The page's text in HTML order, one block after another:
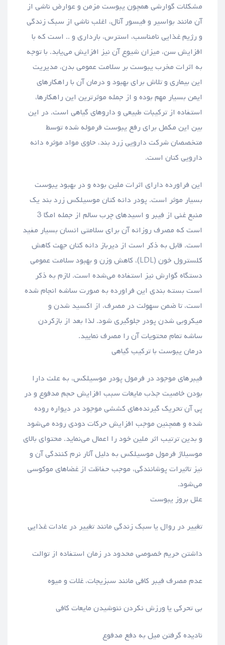
مشکلات گوارشی همچون یبوست مزمن و عوارض ناشی از
آن مانند بواسیر و فیسور آنال، اغلب ناشی از سبک زندگی
و رژیم غذایی نامناسب، استرس، بارداری و .. است که با
افزایش سن، میزان شیوع آن نیز افزایش می‌یابد. با توجه
به اثرات مخرب یبوست بر سلامت عمومی بدن، مدیریت
این بیماری و تلاش برای بهبود و درمان آن با راهکارهای
ایمن بسیار مهم بوده و از جمله موثرترین این راهکارها،
استفاده از ترکیبات طبیعی و داروهای گیاهی است. در این
بین این مکمل برای رفع یبوست فرموله شده توسط
متخصصان شرکت دارویی زرد بند، حاوی مواد موثره دانه
دارویی کتان است.
این فراورده دارای اثرات ملین بوده و در بهبود یبوست
بسیار موثر است. پودر دانه کتان موسیلکس زرد بند یک
منبع غنی از فیبر و اسیدهای چرب سالم از جمله امگا 3
است که مصرف روزانه آن برای سلامتی انسان بسیار مفید
است. قابل به ذکر است از دیرباز دانه کتان جهت کاهش
کلسترول خون (LDL)، کاهش وزن و بهبود سلامت عمومی
دستگاه گوارش نیز استفاده می‌شده است. لازم به ذکر
است بسته بندی این فراورده به صورت ساشه انجام شده
است، تا ضمن سهولت در مصرف، از اکسید شدن و
میکروبی شدن پودر جلوگیری شود. لذا بعد از بازکردن
ساشه تمام محتویات آن را مصرف نمایید.
درمان یبوست با ترکیب گیاهی
فیبرهای موجود در فرمول پودر موسیلکس، به علت دارا
بودن خاصیت جذب مایعات سبب افزایش حجم مدفوع و در
پی آن تحریک گیرنده‌های کششی موجود در دیواره روده
شده و همچنین موجب افزایش حرکات دودی روده می‌‎شود
و بدین ترتیب اثر ملین خود را اعمال می‌نماید. محتوای بالای
موسیلاژ فرمول موسیلکس به دلیل آثار نرم کنندگی آن و
نیز تاثیرات پوشانندگی، موجب حفاظت از غضاهای موکوسی
می‌شود.
علل بروز یبوست
تغییر در روال یا سبک زندگی مانند تغییر در عادات غذایی
داشتن حریم خصوصی محدود در زمان استفاده از توالت
عدم مصرف فیبر کافی مانند سبزیجات، غلات و میوه
بی تحرکی یا ورزش نکردن ننوشیدن مایعات کافی
نادیده گرفتن میل به دفع مدفوع